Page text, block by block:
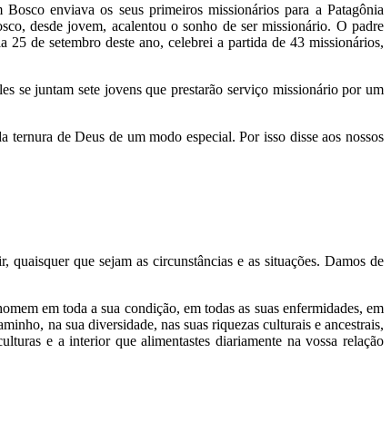
enviava os seus primeiros missionários para a Patagônia
desde jovem, acalentou o sonho de ser missionário. O padre
de setembro deste ano, celebrei a partida de 43 missionários,
se juntam sete jovens que prestarão serviço missionário por um
de Deus de um modo especial. Por isso disse aos nossos
que sejam as circunstâncias e as situações. Damos de
em toda a sua condição, em todas as suas enfermidades, em
na sua diversidade, nas suas riquezas culturais e ancestrais,
e a interior que alimentastes diariamente na vossa relação